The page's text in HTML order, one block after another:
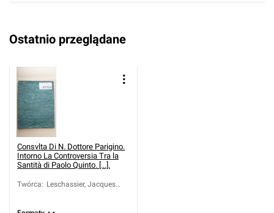
Ostatnio przeglądane
Consvlta Di N. Dottore Parigino.
Intorno La Controversia Tra la
Santità di Paolo Quinto. [...].
Twórca: Leschassier, Jacques